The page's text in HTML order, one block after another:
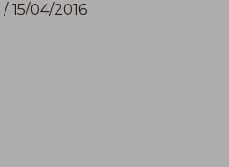
/ 15/04/2016